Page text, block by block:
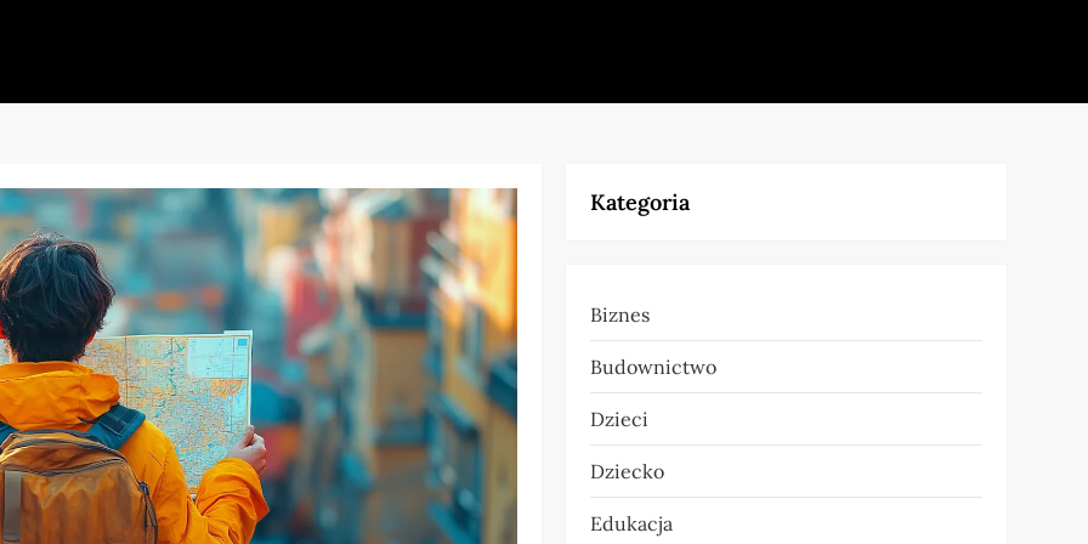
Kategoria
Biznes
Budownictwo
Dzieci
Dziecko
Edukacja